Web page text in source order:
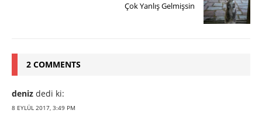
Çok Yanlış Gelmişsin
2 COMMENTS
deniz dedi ki:
8 EYLÜL 2017, 3:49 PM